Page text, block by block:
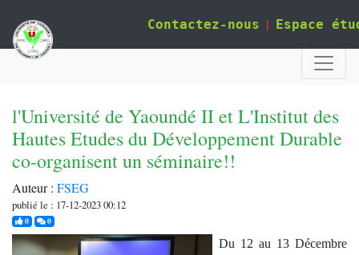
Contactez-nous | Espace
l'Université de Yaoundé II et L'Institut des
Hautes Etudes du Développement Durable
co-organisent un séminaire!!
Auteur : FSEG
publié le : 17-12-2023 00:12
0j'aime0commentaires
Du 12 au 13 Décembre